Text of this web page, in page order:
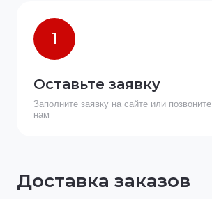
1
Оставьте заявку
Заполните заявку на сайте или позвоните
нам
Доставка заказов